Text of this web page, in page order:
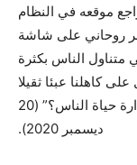
موقعه في النظام
روحاني على شاشة
متناول الناس بكثرة
كاهلنا عبئا ثقيلا
للغاية. أي بلد محاصر بالكامل وقادر على إدارة حياة الناس؟” (20
ديسمبر 2020).